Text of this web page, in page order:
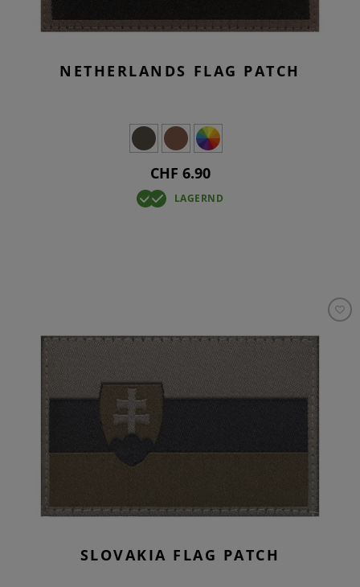
NETHERLANDS FLAG PATCH
CHF 6.90
LAGERND
SLOVAKIA FLAG PATCH